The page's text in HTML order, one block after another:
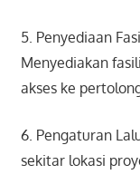
5. Penyediaan
Menyediakan
akses ke
6. Pengaturan
sekitar lokasi